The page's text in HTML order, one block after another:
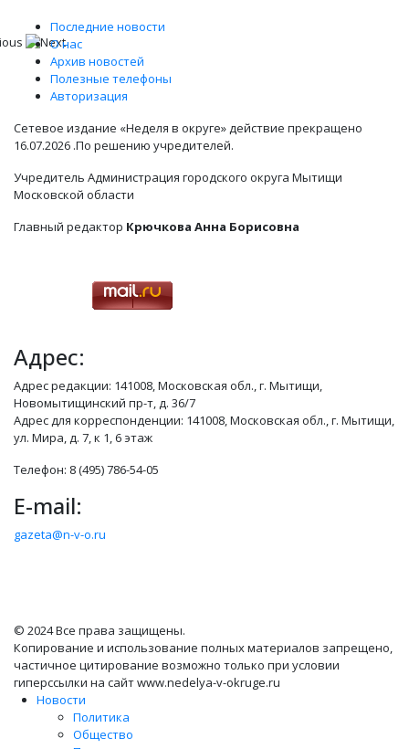
Последние новости
О нас
Архив новостей
Полезные телефоны
Авторизация
Сетевое издание «Неделя в округе» действие прекращено
16.07.2026 .По решению учредителей.
Учредитель Администрация городского округа Мытищи
Московской области
Главный редактор Крючкова Анна Борисовна
Адрес:
Адрес редакции: 141008, Московская обл., г. Мытищи,
Новомытищинский пр-т, д. 36/7
Адрес для корреспонденции: 141008, Московская обл., г. Мытищи,
ул. Мира, д. 7, к 1, 6 этаж
Телефон: 8 (495) 786-54-05
E-mail:
gazeta@n-v-o.ru
© 2024 Все права защищены.
Копирование и использование полных материалов запрещено,
частичное цитирование возможно только при условии
гиперссылки на сайт www.nedelya-v-okruge.ru
Новости
Политика
Общество